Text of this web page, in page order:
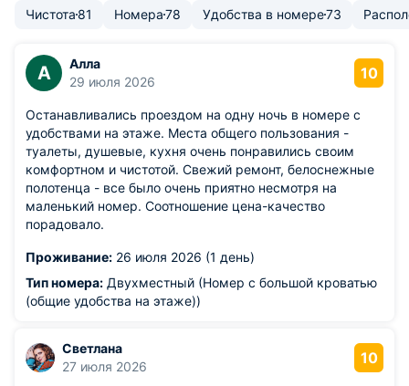
Чистота 81 Номера78 Удобства в номере73
А
Алла
29 июля 2026
10
Останавливались проездом на одну ночь в номере с
удобствами на этаже. Места общего пользования -
туалеты, душевые, кухня очень понравились своим
комфортном и чистотой. Свежий ремонт, белоснежные
полотенца - все было очень приятно несмотря на
маленький номер. Соотношение цена-качество
порадовало.
Проживание: 26 июля 2026 (1 день)
Тип номера: Двухместный (Номер с большой кроватью
(общие удобства на этаже))
Светлана
27 июля 2026
10